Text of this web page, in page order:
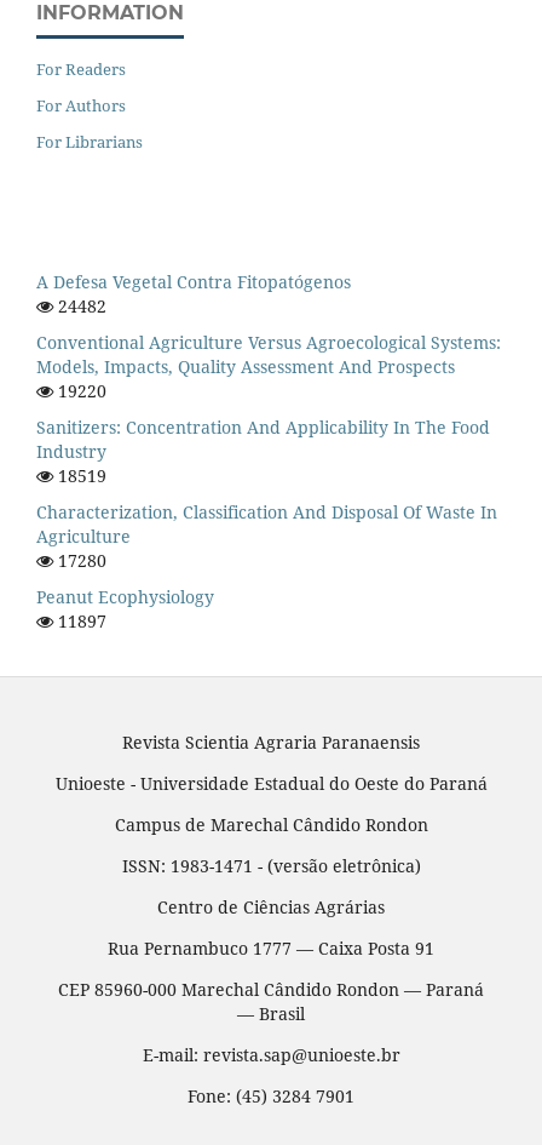
INFORMATION
For Readers
For Authors
For Librarians
A Defesa Vegetal Contra Fitopatógenos
24482
Conventional Agriculture Versus Agroecological Systems:
Models, Impacts, Quality Assessment And Prospects
19220
Sanitizers: Concentration And Applicability In The Food
Industry
18519
Characterization, Classification And Disposal Of Waste In
Agriculture
17280
Peanut Ecophysiology
11897
Revista Scientia Agraria Paranaensis
Unioeste - Universidade Estadual do Oeste do Paraná
Campus de Marechal Cândido Rondon
ISSN: 1983-1471 - (versão eletrônica)
Centro de Ciências Agrárias
Rua Pernambuco 1777 — Caixa Posta 91
CEP 85960-000 Marechal Cândido Rondon — Paraná
— Brasil
E-mail: revista.sap@unioeste.br
Fone: (45) 3284 7901